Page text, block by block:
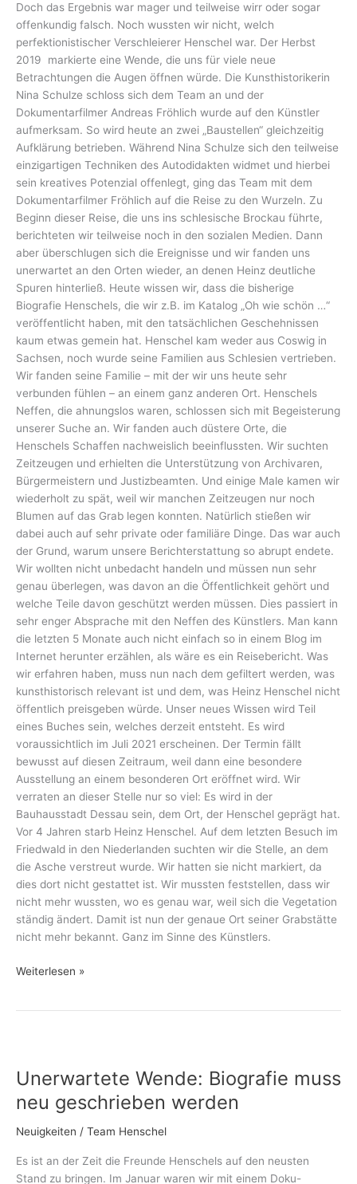
Doch das Ergebnis war mager und teilweise wirr oder sogar
offenkundig falsch. Noch wussten wir nicht, welch
perfektionistischer Verschleierer Henschel war. Der Herbst
2019 markierte eine Wende, die uns für viele neue
Betrachtungen die Augen öffnen würde. Die Kunsthistorikerin
Nina Schulze schloss sich dem Team an und der
Dokumentarfilmer Andreas Fröhlich wurde auf den Künstler
aufmerksam. So wird heute an zwei „Baustellen“ gleichzeitig
Aufklärung betrieben. Während Nina Schulze sich den teilweise
einzigartigen Techniken des Autodidakten widmet und hierbei
sein kreatives Potenzial offenlegt, ging das Team mit dem
Dokumentarfilmer Fröhlich auf die Reise zu den Wurzeln. Zu
Beginn dieser Reise, die uns ins schlesische Brockau führte,
berichteten wir teilweise noch in den sozialen Medien. Dann
aber überschlugen sich die Ereignisse und wir fanden uns
unerwartet an den Orten wieder, an denen Heinz deutliche
Spuren hinterließ. Heute wissen wir, dass die bisherige
Biografie Henschels, die wir z.B. im Katalog „Oh wie schön …“
veröffentlicht haben, mit den tatsächlichen Geschehnissen
kaum etwas gemein hat. Henschel kam weder aus Coswig in
Sachsen, noch wurde seine Familien aus Schlesien vertrieben.
Wir fanden seine Familie – mit der wir uns heute sehr
verbunden fühlen – an einem ganz anderen Ort. Henschels
Neffen, die ahnungslos waren, schlossen sich mit Begeisterung
unserer Suche an. Wir fanden auch düstere Orte, die
Henschels Schaffen nachweislich beeinflussten. Wir suchten
Zeitzeugen und erhielten die Unterstützung von Archivaren,
Bürgermeistern und Justizbeamten. Und einige Male kamen wir
wiederholt zu spät, weil wir manchen Zeitzeugen nur noch
Blumen auf das Grab legen konnten. Natürlich stießen wir
dabei auch auf sehr private oder familiäre Dinge. Das war auch
der Grund, warum unsere Berichterstattung so abrupt endete.
Wir wollten nicht unbedacht handeln und müssen nun sehr
genau überlegen, was davon an die Öffentlichkeit gehört und
welche Teile davon geschützt werden müssen. Dies passiert in
sehr enger Absprache mit den Neffen des Künstlers. Man kann
die letzten 5 Monate auch nicht einfach so in einem Blog im
Internet herunter erzählen, als wäre es ein Reisebericht. Was
wir erfahren haben, muss nun nach dem gefiltert werden, was
kunsthistorisch relevant ist und dem, was Heinz Henschel nicht
öffentlich preisgeben würde. Unser neues Wissen wird Teil
eines Buches sein, welches derzeit entsteht. Es wird
voraussichtlich im Juli 2021 erscheinen. Der Termin fällt
bewusst auf diesen Zeitraum, weil dann eine besondere
Ausstellung an einem besonderen Ort eröffnet wird. Wir
verraten an dieser Stelle nur so viel: Es wird in der
Bauhausstadt Dessau sein, dem Ort, der Henschel geprägt hat.
Vor 4 Jahren starb Heinz Henschel. Auf dem letzten Besuch im
Friedwald in den Niederlanden suchten wir die Stelle, an dem
die Asche verstreut wurde. Wir hatten sie nicht markiert, da
dies dort nicht gestattet ist. Wir mussten feststellen, dass wir
nicht mehr wussten, wo es genau war, weil sich die Vegetation
ständig ändert. Damit ist nun der genaue Ort seiner Grabstätte
nicht mehr bekannt. Ganz im Sinne des Künstlers.
Weiterlesen »
Unerwartete Wende: Biografie muss
neu geschrieben werden
Neuigkeiten / Team Henschel
Es ist an der Zeit die Freunde Henschels auf den neusten
Stand zu bringen. Im Januar waren wir mit einem Doku-
Biografie
neu
geschrieben